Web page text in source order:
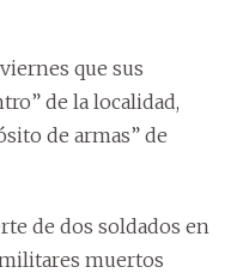
que sus
de la localidad,
de armas” de
de dos soldados en
militares muertos